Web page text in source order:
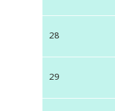
28
29